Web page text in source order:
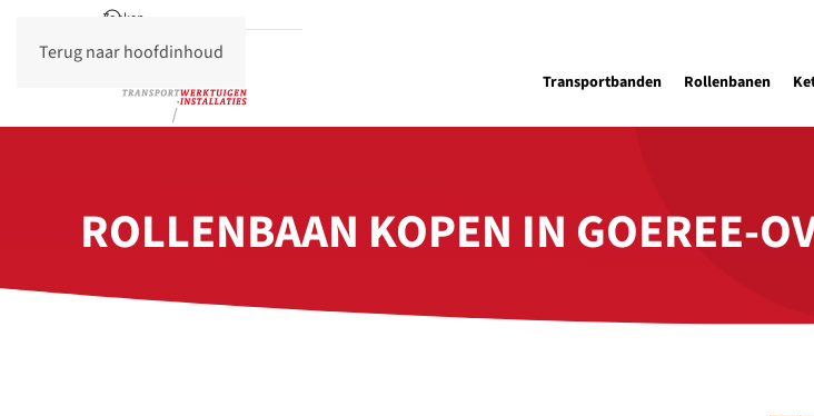
Terug naar hoofdinhoud
Transportbanden Rollenbanen
ROLLENBAAN KOPEN IN GOEREE-